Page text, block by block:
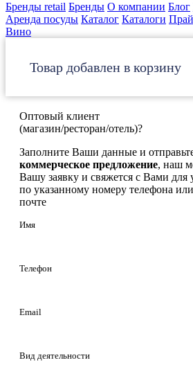
Бренды retail Бренды О компании Блог
Аренда посуды Каталог Каталоги
Вино
Товар добавлен в корзину
Оптовый клиент
(магазин/ресторан/отель)?
Заполните Ваши данные и
коммерческое предложение, наш
Вашу заявку и свяжется с Вами для
по указанному номеру телефона
почте
Имя
Телефон
Email
Вид деятельности